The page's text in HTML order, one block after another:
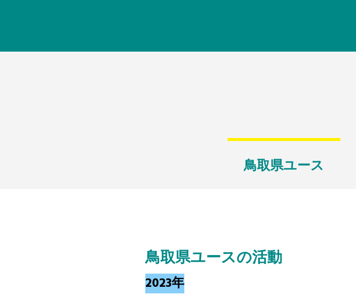
鳥取県ユース
鳥取県ユースの活動
2023年